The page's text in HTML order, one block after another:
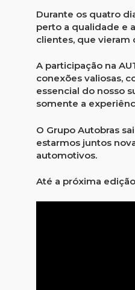
Durante os quatro
perto a qualidade e
clientes, que vieram
A participação na
conexões valiosas,
essencial do nosso
somente a
O Grupo Autobras
estarmos juntos
automotivos.
Até a próxima